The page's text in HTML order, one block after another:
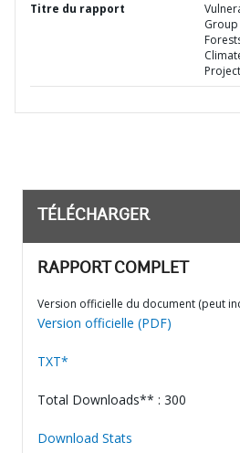
Titre du rapport
Group
TÉLÉCHARGER
RAPPORT COMPLET
Version officielle du document (peut
Version officielle (PDF)
TXT*
Total Downloads** : 300
Download Stats